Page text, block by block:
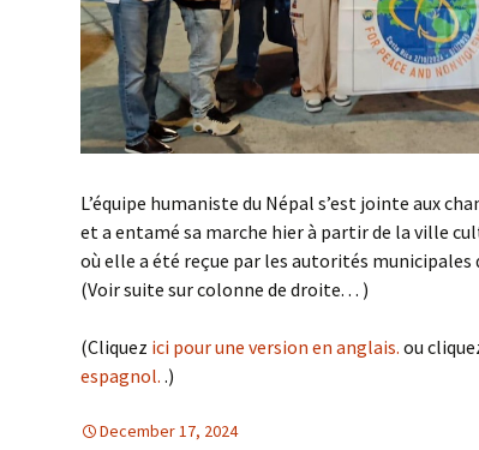
L’équipe humaniste du Népal s’est jointe aux
et a entamé sa marche hier à partir de la ville
où elle a été reçue par les autorités municipales
(Voir suite sur colonne de droite. . . )
(Cliquez ici pour une version en anglais. ou
espagnol. .)
December 17, 2024